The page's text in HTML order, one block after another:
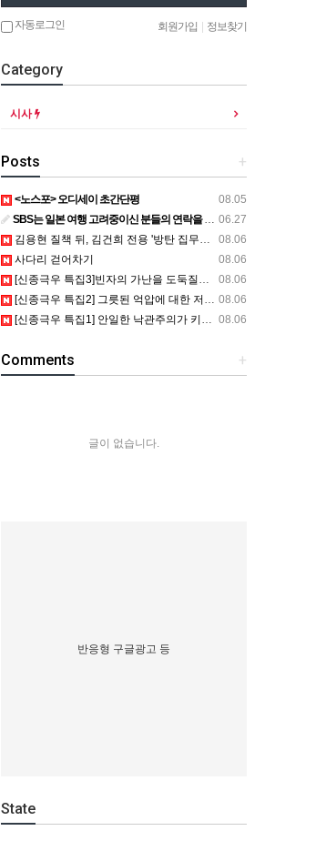
자동로그인 회원가입 정보찾기
Category
시사
+
Posts
08.05
<노스포> 오디세이 초간단평
06.27
SBS는 일본 여행 고려중이신 분들의 연락을 기다립니다.
08.06
김용현 질책 뒤, 김건희 전용 '방탄 집무실' 생겼나
08.06
사다리 걷어차기
08.06
[신종극우 특집3]빈자의 가난을 도둑질하고 약자의 저항까지도 훔쳐간 자들
08.06
[신종극우 특집2] 그릇된 억압에 대한 저항 논리가 다같이 망할 트롤..
08.06
[신종극우 특집1] 안일한 낙관주의가 키워낸 디지털 반동주의
+
Comments
글이 없습니다.
반응형 구글광고 등
State